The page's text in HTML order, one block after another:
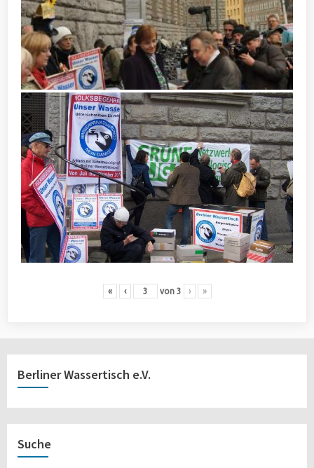
« ‹ von 3 › »
Berliner Wassertisch e.V.
Suche